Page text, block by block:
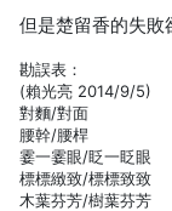
但是楚留香的失
勘誤表：
(賴光亮 2014/9/5)
對麵/對面
腰幹/腰桿
霎一霎眼/眨一眨眼
標標緻致/標標致致
木葉芬芳/樹葉芬芳